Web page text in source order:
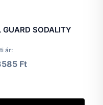
GUARD SODALITY
ár:
Ft